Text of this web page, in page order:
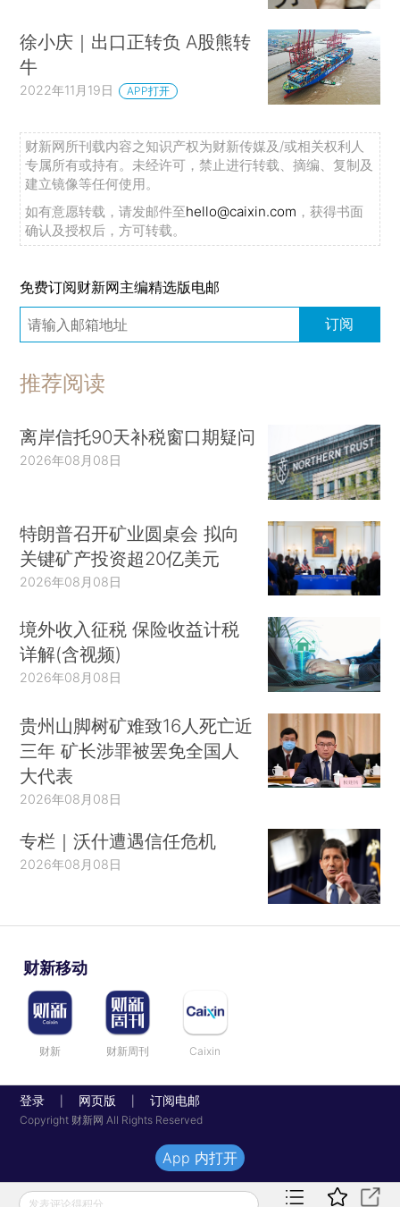
徐小庆｜出口正转负 A股熊转
牛
2022年11月19日 APP打开
财新网所刊载内容之知识产权为财新传媒及/或相关权利人
专属所有或持有。未经许可，禁止进行转载、摘编、复制及
建立镜像等任何使用。
如有意愿转载，请发邮件至hello@caixin.com ，获得书面
确认及授权后，方可转载。
免费订阅财新网主编精选版电邮
订阅
推荐阅读
离岸信托90天补税窗口期疑问
2026年08月08日
特朗普召开矿业圆桌会 拟向
关键矿产投资超20亿美元
2026年08月08日
境外收入征税 保险收益计税
详解(含视频)
2026年08月08日
贵州山脚树矿难致16人死亡近
三年 矿长涉罪被罢免全国人
大代表
2026年08月08日
专栏｜沃什遭遇信任危机
2026年08月08日
财新移动
财新 财新周刊 Caixin
登录 网页版 订阅电邮
Copyright 财新网 All Rights Reserved
发表评论得积分
App 内打开